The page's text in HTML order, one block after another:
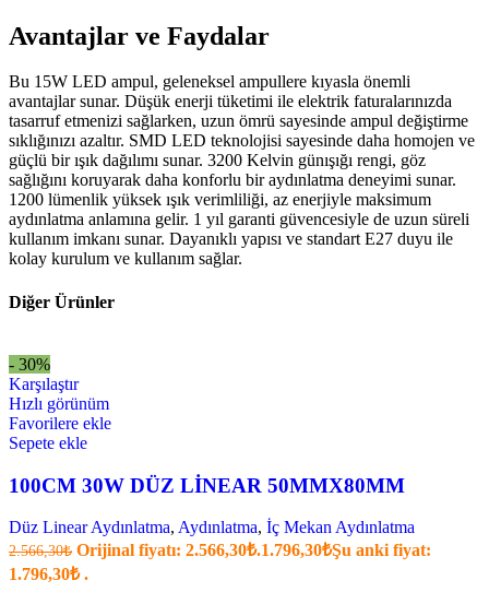
Avantajlar ve Faydalar
Bu 15W LED ampul, geleneksel ampullere kıyasla önemli
avantajlar sunar. Düşük enerji tüketimi ile elektrik faturalarınızda
tasarruf etmenizi sağlarken, uzun ömrü sayesinde ampul değiştirme
sıklığınızı azaltır. SMD LED teknolojisi sayesinde daha homojen ve
güçlü bir ışık dağılımı sunar. 3200 Kelvin günışığı rengi, göz
sağlığını koruyarak daha konforlu bir aydınlatma deneyimi sunar.
1200 lümenlik yüksek ışık verimliliği, az enerjiyle maksimum
aydınlatma anlamına gelir. 1 yıl garanti güvencesiyle de uzun süreli
kullanım imkanı sunar. Dayanıklı yapısı ve standart E27 duyu ile
kolay kurulum ve kullanım sağlar.
Diğer Ürünler
- 30%
Karşılaştır
Hızlı görünüm
Favorilere ekle
Sepete ekle
100CM 30W DÜZ LİNEAR 50MMX80MM
Düz Linear Aydınlatma, Aydınlatma, İç Mekan Aydınlatma
2.566,30₺ Orijinal fiyatı: 2.566,30₺.1.796,30₺Şu anki fiyat:
1.796,30₺ .